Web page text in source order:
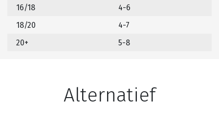
16/18
4-6
18/20
4-7
20+
5-8
Alternatief